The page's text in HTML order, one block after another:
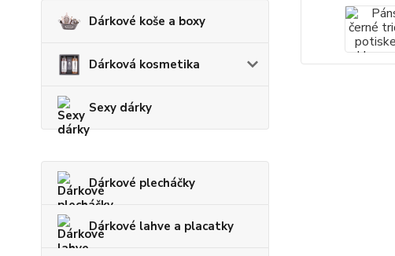
Dárkové koše a boxy
Dárková kosmetika
Sexy dárky
Dárkové plecháčky
Dárkové lahve a placatky